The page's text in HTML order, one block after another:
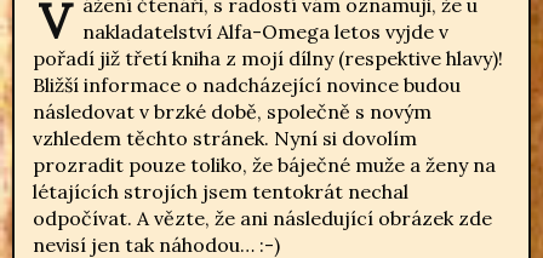
Vážení čtenáři, s radostí vám oznamuji, že u nakladatelství Alfa-Omega letos vyjde v
pořadí již třetí kniha z mojí dílny (respektive hlavy)!
Bližší informace o nadcházející novince budou
následovat v brzké době, společně s novým
vzhledem těchto stránek. Nyní si dovolím
prozradit pouze toliko, že báječné muže a ženy na
létajících strojích jsem tentokrát nechal
odpočívat. A vězte, že ani následující obrázek zde
nevisí jen tak náhodou… :-)